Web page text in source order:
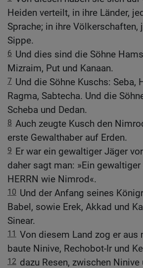
Heiden verteilt, in ihre Länder,
Sprache; in ihre Völkerschaften,
Sippe.
6 Und dies sind die Söhne
Mizraim, Put und Kanaan.
7 Und die Söhne Kuschs: Seba,
Ragma, Sabtecha. Und die
Scheba und Dedan.
8 Auch zeugte Kusch den
erste Gewalthaber auf Erden.
9 Er war ein gewaltiger Jäger
daher sagt man: »Ein
HERRN wie Nimrod«.
10 Und der Anfang seines
Babel, sowie Erek, Akkad und
Sinear.
11 Von diesem Land zog er aus
baute Ninive, Rechobot-Ir und
12 dazu Resen, zwischen Ninive